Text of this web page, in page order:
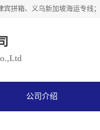
公司介绍